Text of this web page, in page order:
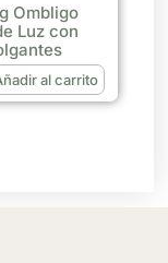
Ombligo
Luz con
al carrito